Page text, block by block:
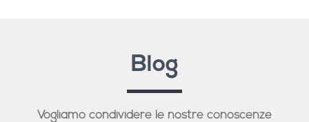
Blog
Vogliamo condividere le nostre conoscenze